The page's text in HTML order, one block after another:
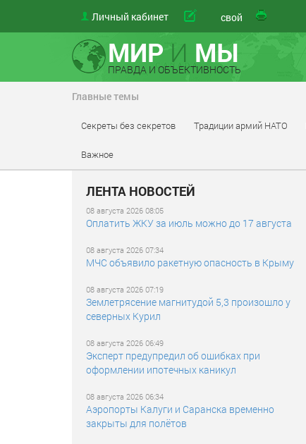
Личный кабинет свой
материал
МИР И МЫ
ПРАВДА И ОБЪЕКТИВНОСТЬ
Главные темы
Секреты без секретов Традиции армий НАТО
Важное
ЛЕНТА НОВОСТЕЙ
08 августа 2026 08:05
Оплатить ЖКУ за июль можно до 17 августа
08 августа 2026 07:34
МЧС объявило ракетную опасность в Крыму
08 августа 2026 07:19
Землетрясение магнитудой 5,3 произошло у
северных Курил
08 августа 2026 06:49
Эксперт предупредил об ошибках при
оформлении ипотечных каникул
08 августа 2026 06:34
Аэропорты Калуги и Саранска временно
закрыты для полётов